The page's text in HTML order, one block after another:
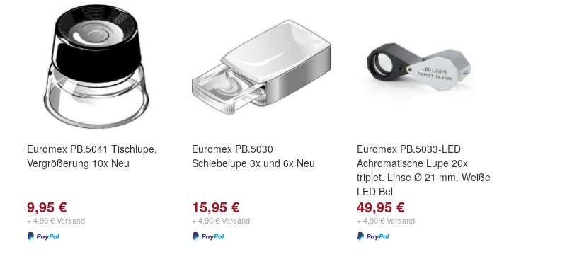
Euromex PB.5041 Tischlupe,
Vergrößerung 10x Neu
9,95 €
+ 4,90 € Versand
Euromex PB.5030
Schiebelupe 3x und 6x Neu
15,95 €
+ 4,90 € Versand
Euromex PB.5033-LED
Achromatische Lupe 20x
triplet. Linse Ø 21 mm. Weiße
LED Bel
49,95 €
+ 4,90 € Versand